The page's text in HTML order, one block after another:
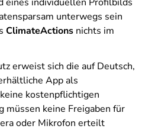
unterwegs sein
ClimateActions nichts im
erweist sich die auf Deutsch,
App als
kostenpflichtigen
müssen keine Freigaben für
oder Mikrofon erteilt